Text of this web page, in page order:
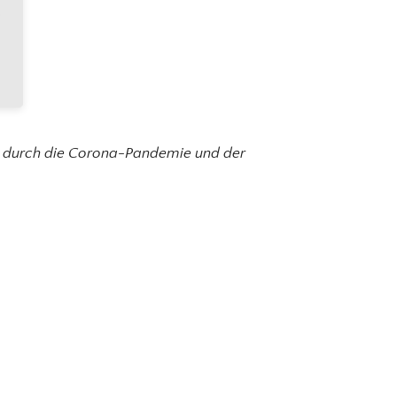
die Corona-Pandemie und der